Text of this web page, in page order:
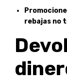
rebajas no